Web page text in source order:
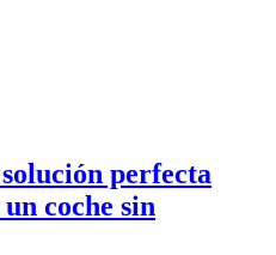
perfecta
coche sin